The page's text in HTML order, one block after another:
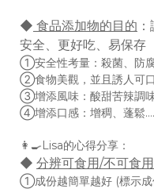
◆ 食品添加物的目的
安全、更好吃、易保存
①安全性考量：殺菌、防
②食物美觀，並且誘人可
③增添風味：酸甜苦辣調
④增添口感：增稠、蓬鬆
👩‍🍳Lisa的心得分享：
◆ 分辨可食用/不可食
①成份越簡單越好 (標示成